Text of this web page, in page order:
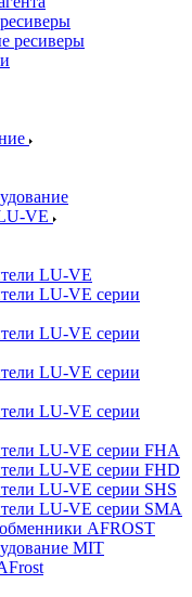
ресиверы
VE
LU-VE
LU-VE серии
LU-VE серии
LU-VE серии
LU-VE серии
LU-VE серии FHA
LU-VE серии FHD
LU-VE серии SHS
LU-VE серии SMA
AFROST
MIT